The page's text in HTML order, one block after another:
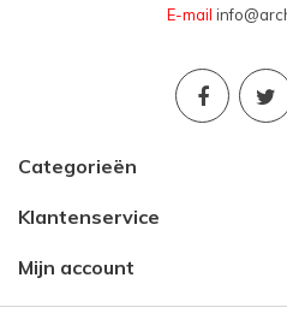
E-mail
Categorieën
Klantenservice
Mijn account